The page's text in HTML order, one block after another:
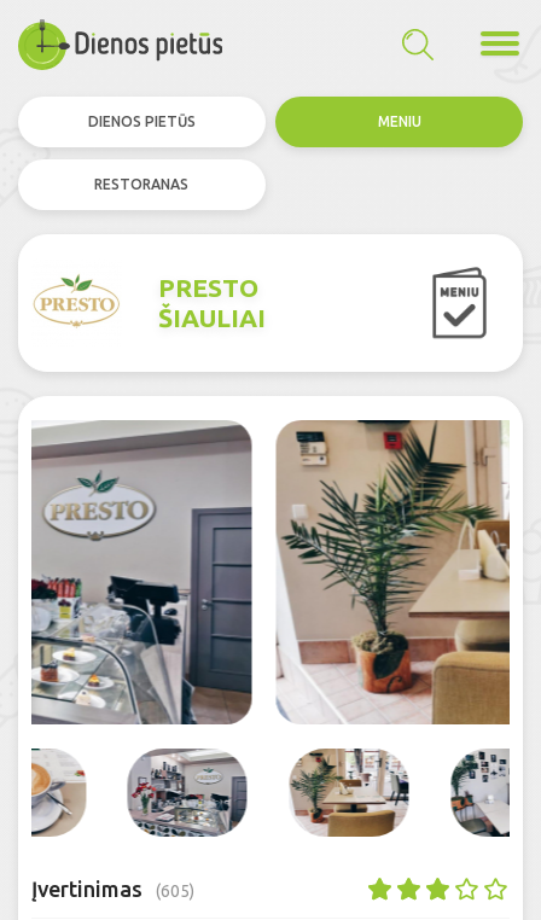
DIENOS PIETŪS MENIU
RESTORANAS
PRESTO
ŠIAULIAI
Įvertinimas (605)